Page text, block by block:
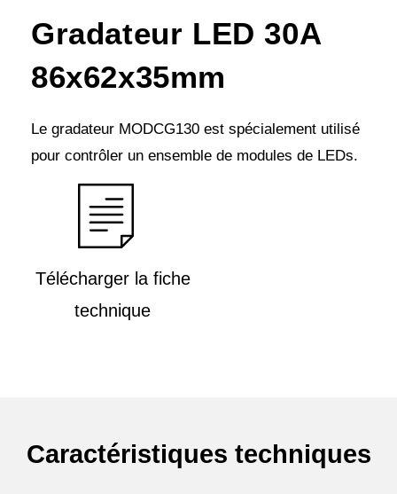
Gradateur LED 30A
86x62x35mm
Le gradateur MODCG130 est spécialement utilisé
pour contrôler un ensemble de modules de LEDs.
Télécharger la fiche
technique
Caractéristiques techniques